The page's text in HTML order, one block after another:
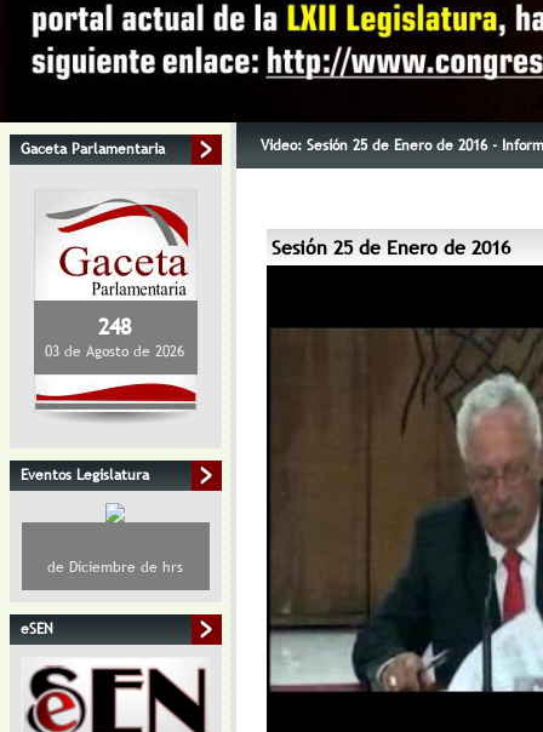
Gaceta Parlamentaria
248
03 de Agosto de 2026
Eventos Legislatura
de Diciembre de hrs
eSEN
Video: Sesión 25 de Enero de 2016 -
Sesión 25 de Enero de 2016